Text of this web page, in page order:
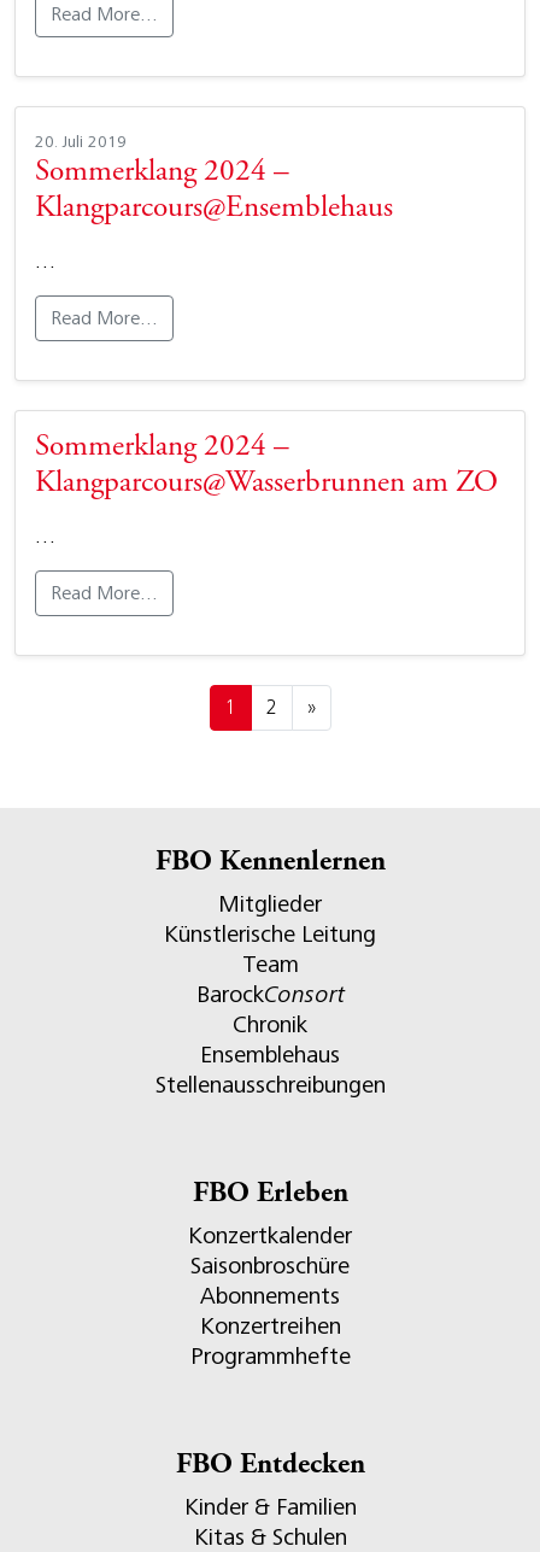
Read More…
20. Juli 2019
Sommerklang 2024 –
Klangparcours@Ensemblehaus
…
Read More…
Sommerklang 2024 –
Klangparcours@Wasserbrunnen am ZO
…
Read More…
Posts navigation
1 2 »
FBO Kennenlernen
Mitglieder
Künstlerische Leitung
Team
BarockConsort
Chronik
Ensemblehaus
Stellenausschreibungen
FBO Erleben
Konzertkalender
Saisonbroschüre
Abonnements
Konzertreihen
Programmhefte
FBO Entdecken
Kinder & Familien
Kitas & Schulen